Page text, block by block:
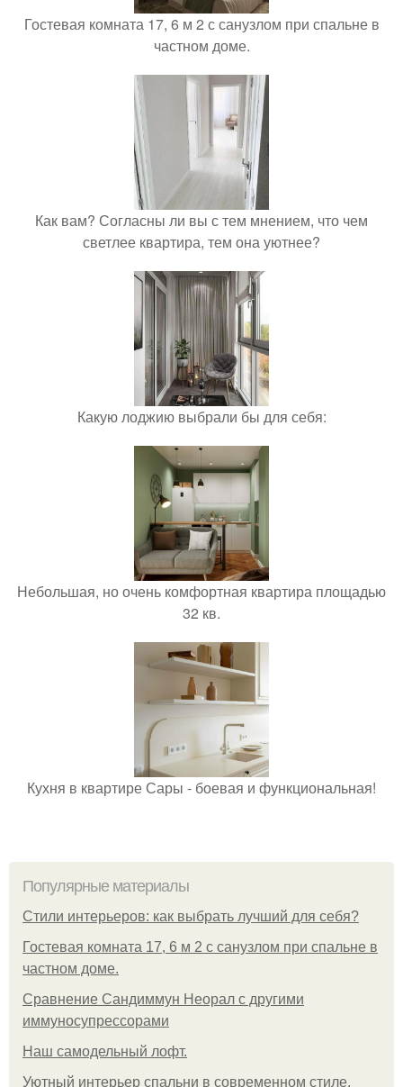
Гостевая комната 17, 6 м 2 с санузлом при спальне в
частном доме.
Как вам? Согласны ли вы с тем мнением, что чем
светлее квартира, тем она уютнее?
Какую лоджию выбрали бы для себя:
Небольшая, но очень комфортная квартира площадью
32 кв.
Кухня в квартире Сары - боевая и функциональная!
Популярные материалы
Стили интерьеров: как выбрать лучший для себя?
Гостевая комната 17, 6 м 2 с санузлом при спальне в
частном доме.
Сравнение Сандиммун Неорал с другими
иммуносупрессорами
Наш самодельный лофт.
Уютный интерьер спальни в современном стиле.